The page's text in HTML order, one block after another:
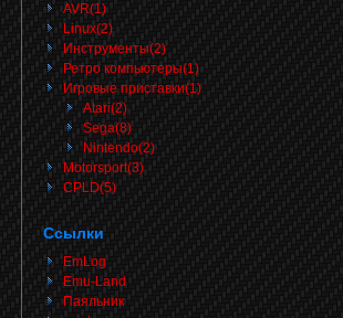
AVR(1)
Linux(2)
Инструменты(2)
Ретро компьютеры(1)
Игровые приставки(1)
Atari(2)
Sega(8)
Nintendo(2)
Motorsport(3)
CPLD(5)
Ссылки
EmLog
Emu-Land
Паяльник